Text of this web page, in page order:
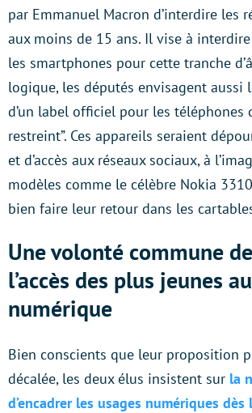
par Emmanuel Macron d’interdire les
aux moins de 15 ans. Il vise à
les smartphones pour cette tranche
logique, les députés envisagent aussi
d’un label officiel pour les téléphones
restreint”. Ces appareils seraient
et d’accès aux réseaux sociaux, à
modèles comme le célèbre Nokia
bien faire leur retour dans les
Une volonté commune
l’accès des plus jeunes au
numérique
Bien conscients que leur proposition
décalée, les deux élus insistent sur la
d’encadrer les usages numériques